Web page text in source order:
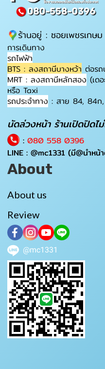
ร้านอยู่ : ซอยเพชรเก
การเดินทาง
รถไฟฟ้า
BTS : ลงสถานีบางหว้า ต่อรถ
MRT : ลงสถานีหลักสอง (เด
หรือ Taxi
รถประจำทาง : สาย 84, 84
นัดล่วงหน้า ร้านเปิดปิดไม่
: 080 558 0396
LINE : @mc1331 (มี@นำหน้
About
About us
Review
@mc1331